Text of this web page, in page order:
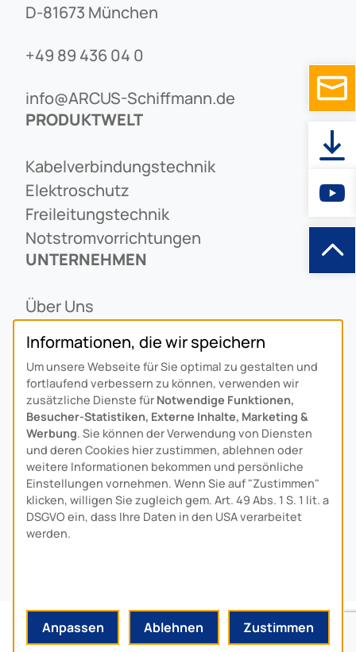
D-81673 München
+49 89 436 04 0
info@ARCUS-Schiffmann.de
PRODUKTWELT
Kabelverbindungstechnik
Elektroschutz
Freileitungstechnik
Notstromvorrichtungen
UNTERNEHMEN
Über Uns
Alois Schiffmann Stiftung
Allgemeine Lieferbedingungen
Arcus Niederlande: Bedrijfsgegevens
KONTAKT
Anfahrt
Kontaktformular
Kundenservice
Download-Center
© 2024 MADE BY
-MEDIA
Informationen, die wir speichern
Um unsere Webseite für Sie optimal zu gestalten und
fortlaufend verbessern zu können, verwenden wir
zusätzliche Dienste für Notwendige Funktionen,
Besucher-Statistiken, Externe Inhalte, Marketing &
Werbung. Sie können der Verwendung von Diensten
und deren Cookies hier zustimmen, ablehnen oder
weitere Informationen bekommen und persönliche
Einstellungen vornehmen. Wenn Sie auf "Zustimmen"
klicken, willigen Sie zugleich gem. Art. 49 Abs. 1 S. 1 lit. a
DSGVO ein, dass Ihre Daten in den USA verarbeitet
werden.
Anpassen Ablehnen Zustimmen